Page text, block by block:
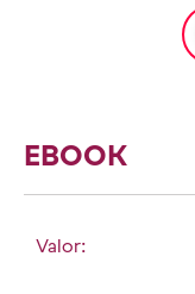
EBOOK
Valor: